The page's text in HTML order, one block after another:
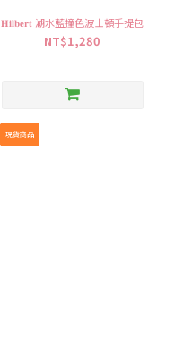
𝐇𝐢𝐥𝐛𝐞𝐫𝐭 湖水藍撞色波士頓手提包
NT$1,280
現貨商品